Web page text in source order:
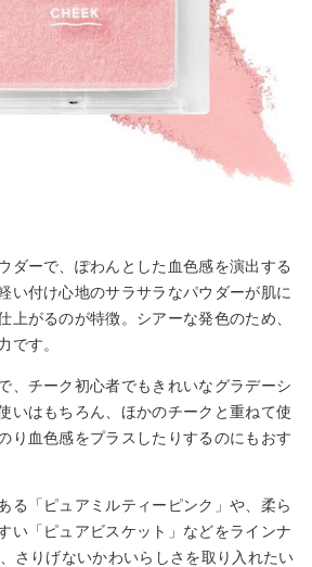
ダーで、ぽわんとした血色感を演出する
い付け心地のサラサラなパウダーが肌に
上がるのが特徴。シアーな発色のため、
です。
、チーク初心者でもきれいなグラデーシ
いはもちろん、ほかのチークと重ねて使
り血色感をプラスしたりするのにもおす
る「ピュアミルティーピンク」や、柔ら
い「ピュアビスケット」などをラインナ
さりげないかわいらしさを取り入れたい